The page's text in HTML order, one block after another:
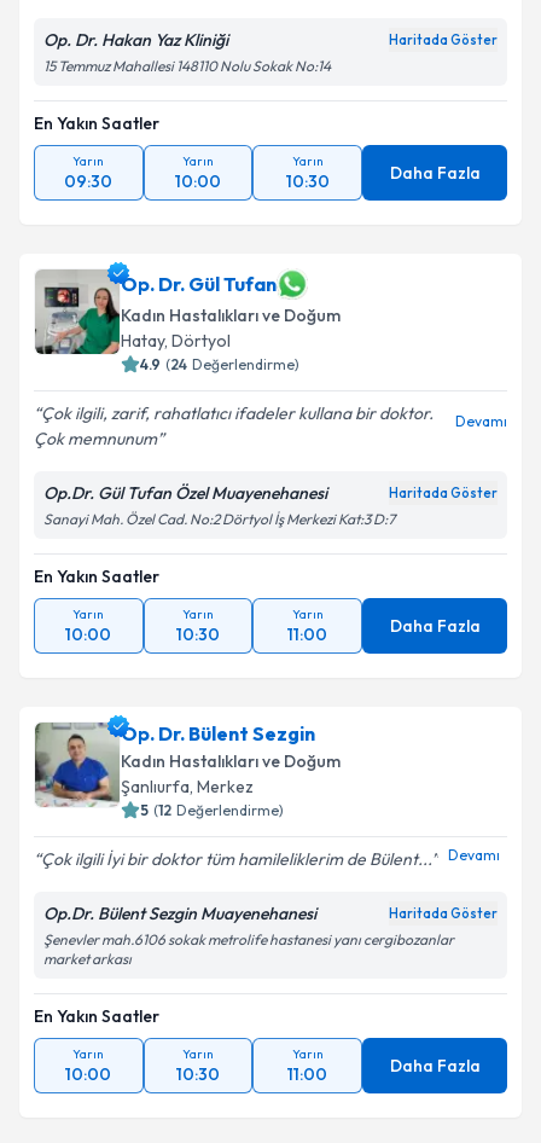
Op. Dr. Hakan Yaz Kliniği Haritada Göster
15 Temmuz Mahallesi 148110 Nolu Sokak No:14
En Yakın Saatler
Yarın
09:30
Yarın
10:00
Yarın
10:30 Daha Fazla
Op. Dr. Gül Tufan
Kadın Hastalıkları ve Doğum
Hatay, Dörtyol
4.9 (24 Değerlendirme)
Çok ilgili, zarif, rahatlatıcı ifadeler kullana bir doktor.
Çok memnunum
Devamı
Op.Dr. Gül Tufan Özel Muayenehanesi Haritada Göster
Sanayi Mah. Özel Cad. No:2 Dörtyol İş Merkezi Kat:3 D:7
En Yakın Saatler
Yarın
10:00
Yarın
10:30
Yarın
11:00 Daha Fazla
Op. Dr. Bülent Sezgin
Kadın Hastalıkları ve Doğum
Şanlıurfa, Merkez
5 (12 Değerlendirme)
Çok ilgili İyi bir doktor tüm hamileliklerim de Bülent... Devamı
Op.Dr. Bülent Sezgin Muayenehanesi Haritada Göster
Şenevler mah.6106 sokak metrolife hastanesi yanı cergibozanlar
market arkası
En Yakın Saatler
Yarın
10:00
Yarın
10:30
Yarın
11:00 Daha Fazla